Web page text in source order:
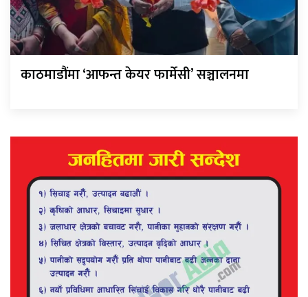
काठमाडौंमा ‘आफन्त केयर फार्मेसी’ सञ्चालनमा